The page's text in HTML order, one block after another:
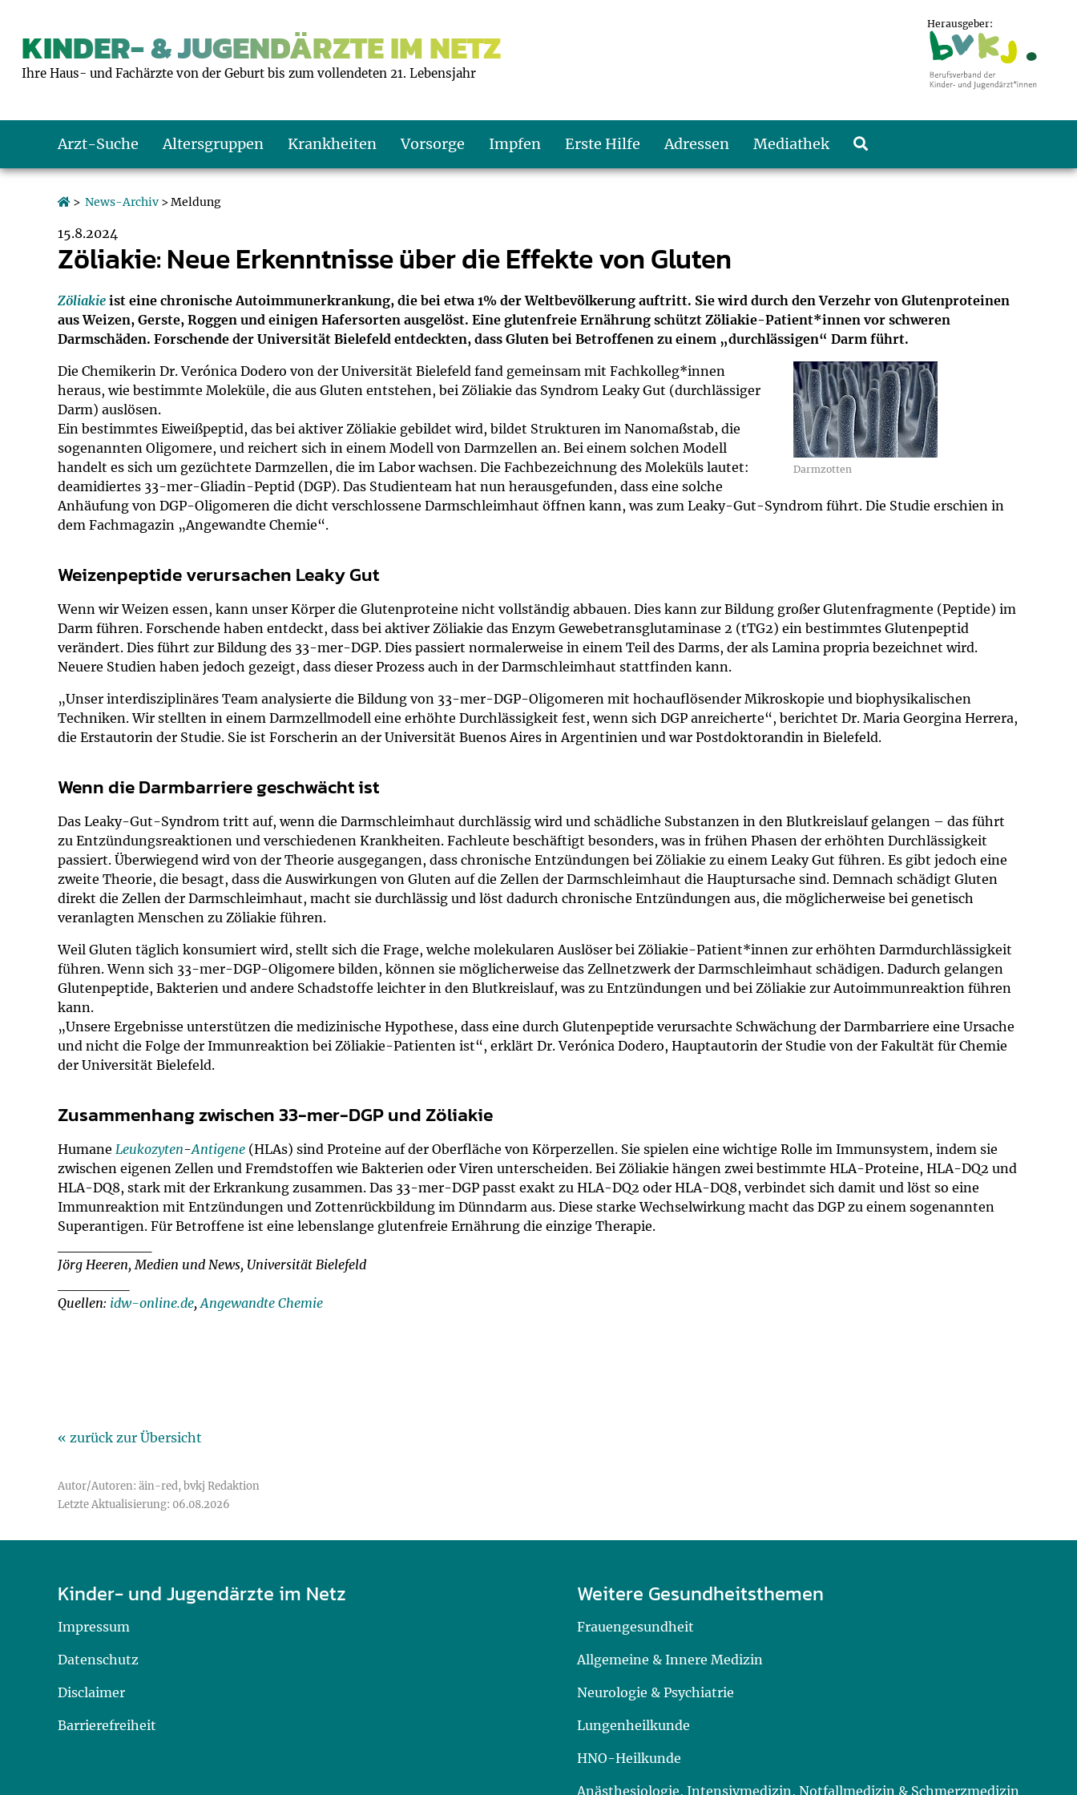
KINDER- & JUGENDÄRZTE IM NETZ
Ihre Haus- und Fachärzte von der Geburt bis zum vollendeten 21. Lebensjahr
Herausgeber:
Arzt-Suche Altersgruppen
Jugendliche
Krankheiten Vorsorge
Teenager: J1 bis J2
Impfen
Impfreaktionen
Impfsicherheit
Recht auf Impfung
Vorsorge- und Impferinnerung
Erste Hilfe
Sofortmaßnahmen
Notdienste
Adressen
Link-Tipps
Mediathek
Wachstum-Rechner
Empfehlungen zum Bildschirmmediengebrauch
Material zu den Vorsorgen
Entwicklungskalender
> News-Archiv > Meldung
15.8.2024
Zöliakie: Neue Erkenntnisse über die Effekte von Gluten
Zöliakie ist eine chronische Autoimmunerkrankung, die bei etwa 1% der Weltbevölkerung auftritt. Sie wird durch den Verzehr von Glutenproteinen
aus Weizen, Gerste, Roggen und einigen Hafersorten ausgelöst. Eine glutenfreie Ernährung schützt Zöliakie-Patient*innen vor schweren
Darmschäden. Forschende der Universität Bielefeld entdeckten, dass Gluten bei Betroffenen zu einem „durchlässigen“ Darm führt.
Darmzotten
Die Chemikerin Dr. Verónica Dodero von der Universität Bielefeld fand gemeinsam mit Fachkolleg*innen
heraus, wie bestimmte Moleküle, die aus Gluten entstehen, bei Zöliakie das Syndrom Leaky Gut (durchlässiger
Darm) auslösen.
Ein bestimmtes Eiweißpeptid, das bei aktiver Zöliakie gebildet wird, bildet Strukturen im Nanomaßstab, die
sogenannten Oligomere, und reichert sich in einem Modell von Darmzellen an. Bei einem solchen Modell
handelt es sich um gezüchtete Darmzellen, die im Labor wachsen. Die Fachbezeichnung des Moleküls lautet:
deamidiertes 33-mer-Gliadin-Peptid (DGP). Das Studienteam hat nun herausgefunden, dass eine solche
Anhäufung von DGP-Oligomeren die dicht verschlossene Darmschleimhaut öffnen kann, was zum Leaky-Gut-Syndrom führt. Die Studie erschien in
dem Fachmagazin „Angewandte Chemie“.
Weizenpeptide verursachen Leaky Gut
Wenn wir Weizen essen, kann unser Körper die Glutenproteine nicht vollständig abbauen. Dies kann zur Bildung großer Glutenfragmente (Peptide) im
Darm führen. Forschende haben entdeckt, dass bei aktiver Zöliakie das Enzym Gewebetransglutaminase 2 (tTG2) ein bestimmtes Glutenpeptid
verändert. Dies führt zur Bildung des 33-mer-DGP. Dies passiert normalerweise in einem Teil des Darms, der als Lamina propria bezeichnet wird.
Neuere Studien haben jedoch gezeigt, dass dieser Prozess auch in der Darmschleimhaut stattfinden kann.
„Unser interdisziplinäres Team analysierte die Bildung von 33-mer-DGP-Oligomeren mit hochauflösender Mikroskopie und biophysikalischen
Techniken. Wir stellten in einem Darmzellmodell eine erhöhte Durchlässigkeit fest, wenn sich DGP anreicherte“, berichtet Dr. Maria Georgina Herrera,
die Erstautorin der Studie. Sie ist Forscherin an der Universität Buenos Aires in Argentinien und war Postdoktorandin in Bielefeld.
Wenn die Darmbarriere geschwächt ist
Das Leaky-Gut-Syndrom tritt auf, wenn die Darmschleimhaut durchlässig wird und schädliche Substanzen in den Blutkreislauf gelangen – das führt
zu Entzündungsreaktionen und verschiedenen Krankheiten. Fachleute beschäftigt besonders, was in frühen Phasen der erhöhten Durchlässigkeit
passiert. Überwiegend wird von der Theorie ausgegangen, dass chronische Entzündungen bei Zöliakie zu einem Leaky Gut führen. Es gibt jedoch eine
zweite Theorie, die besagt, dass die Auswirkungen von Gluten auf die Zellen der Darmschleimhaut die Hauptursache sind. Demnach schädigt Gluten
direkt die Zellen der Darmschleimhaut, macht sie durchlässig und löst dadurch chronische Entzündungen aus, die möglicherweise bei genetisch
veranlagten Menschen zu Zöliakie führen.
Weil Gluten täglich konsumiert wird, stellt sich die Frage, welche molekularen Auslöser bei Zöliakie-Patient*innen zur erhöhten Darmdurchlässigkeit
führen. Wenn sich 33-mer-DGP-Oligomere bilden, können sie möglicherweise das Zellnetzwerk der Darmschleimhaut schädigen. Dadurch gelangen
Glutenpeptide, Bakterien und andere Schadstoffe leichter in den Blutkreislauf, was zu Entzündungen und bei Zöliakie zur Autoimmunreaktion führen
kann.
„Unsere Ergebnisse unterstützen die medizinische Hypothese, dass eine durch Glutenpeptide verursachte Schwächung der Darmbarriere eine Ursache
und nicht die Folge der Immunreaktion bei Zöliakie-Patienten ist“, erklärt Dr. Verónica Dodero, Hauptautorin der Studie von der Fakultät für Chemie
der Universität Bielefeld.
Zusammenhang zwischen 33-mer-DGP und Zöliakie
Humane Leukozyten-Antigene (HLAs) sind Proteine auf der Oberfläche von Körperzellen. Sie spielen eine wichtige Rolle im Immunsystem, indem sie
zwischen eigenen Zellen und Fremdstoffen wie Bakterien oder Viren unterscheiden. Bei Zöliakie hängen zwei bestimmte HLA-Proteine, HLA-DQ2 und
HLA-DQ8, stark mit der Erkrankung zusammen. Das 33-mer-DGP passt exakt zu HLA-DQ2 oder HLA-DQ8, verbindet sich damit und löst so eine
Immunreaktion mit Entzündungen und Zottenrückbildung im Dünndarm aus. Diese starke Wechselwirkung macht das DGP zu einem sogenannten
Superantigen. Für Betroffene ist eine lebenslange glutenfreie Ernährung die einzige Therapie.
Jörg Heeren, Medien und News, Universität Bielefeld
Quellen: idw-online.de,Angewandte Chemie
« zurück zur Übersicht
Autor/Autoren: äin-red, bvkj Redaktion
Letzte Aktualisierung: 06.08.2026
Kinder- und Jugendärzte im Netz
Impressum
Datenschutz
Disclaimer
Barrierefreiheit
Weitere Gesundheitsthemen
Frauengesundheit
Allgemeine & Innere Medizin
Neurologie & Psychiatrie
Lungenheilkunde
HNO-Heilkunde
Anästhesiologie, Intensivmedizin, Notfallmedizin & Schmerzmedizin